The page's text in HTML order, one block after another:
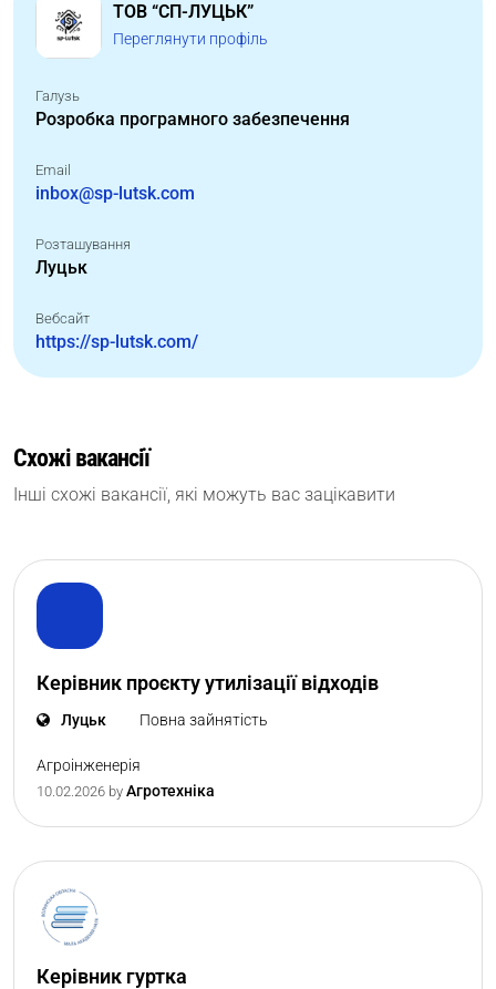
ТОВ “СП-ЛУЦЬК”
Переглянути профіль
Галузь
Розробка програмного забезпечення
Email
inbox@sp-lutsk.com
Розташування
Луцьк
Вебсайт
https://sp-lutsk.com/
Схожі вакансії
Інші схожі вакансії, які можуть вас зацікавити
Керівник проєкту утилізації відходів
Луцьк Повна зайнятість
Агроінженерія
10.02.2026 by Агротехніка
Керівник гуртка